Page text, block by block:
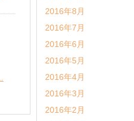
2016年8月
2016年7月
2016年6月
2016年5月
2016年4月
2016年3月
2016年2月